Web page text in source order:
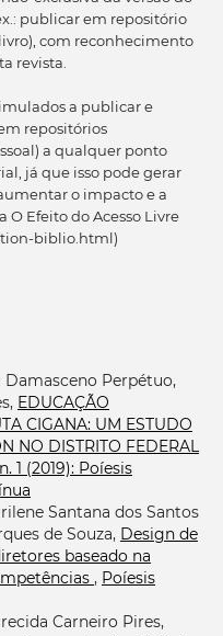
publicar em repositório
com reconhecimento
revista.
a publicar e
repositórios
a qualquer ponto
já que isso pode gerar
o impacto e a
Efeito do Acesso Livre
biblio.html)
Damasceno Perpétuo,
EDUCAÇÃO
CIGANA: UM ESTUDO
NO DISTRITO FEDERAL
1 (2019): Poíesis
Santana dos Santos
de Souza, Design de
baseado na
, Poíesis
Carneiro Pires,